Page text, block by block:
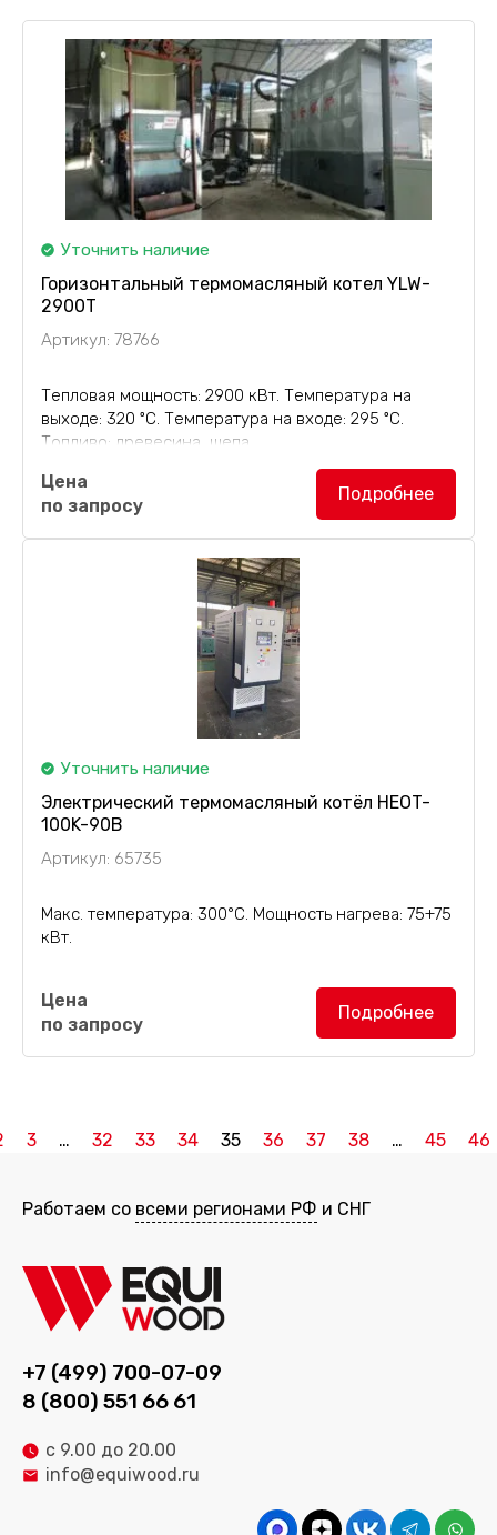
Уточнить наличие
Горизонтальный термомасляный котел YLW-
2900T
Артикул: 78766
Тепловая мощность: 2900 кВт. Температура на
выходе: 320 ºС. Температура на входе: 295 ºС.
Топливо: древесина, щепа.
Горизонтальный термомасляный котел YLW-
2900Tс автоподачей, промышленный, с
высокотемпературным органическим
теплоносителем. Котел предназначен для
Цена
по запросу
Подробнее
Уточнить наличие
Электрический термомасляный котёл HEOT-
100K-90B
Артикул: 65735
Макс. температура: 300°C. Мощность нагрева: 75+75
кВт.
Цена
по запросу
Подробнее
3 … 32 33 34 35 36 37 38 … 45 46
Работаем со всеми регионами РФ и СНГ
+7 (499) 700-07-09
8 (800) 551 66 61
с 9.00 до 20.00
info@equiwood.ru